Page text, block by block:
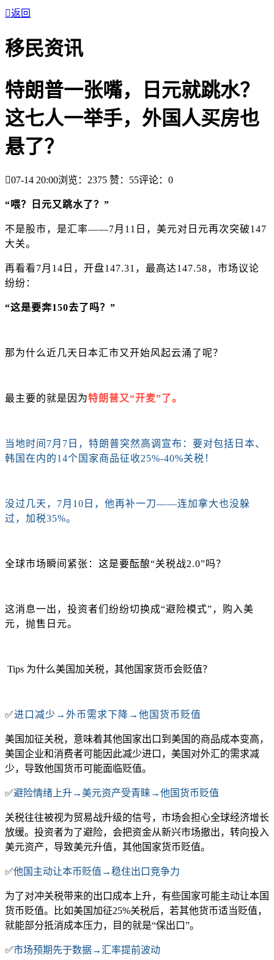
返回
移民资讯
特朗普一张嘴，日元就跳水？
这七人一举手，外国人买房也
悬了？
07-14 20:00浏览：2375 赞： 55评论： 0
“喂？日元又跳水了？”
不是股市，是汇率——7月11日，美元对日元再次突破147
大关。
再看看7月14日，开盘147.31，最高达147.58，市场议论
纷纷：
“这是要奔150去了吗？”
那为什么近几天日本汇市又开始风起云涌了呢？
最主要的就是因为特朗普又“开麦”了。
当地时间 7月7日，特朗普突然高调宣布：要对包括日本、
韩国在内的14个国家商品征收25%-40%关税！
没过几天， 7月10日，他再补一刀——连加拿大也没躲
过，加税35%。
全球市场瞬间紧张：这是要酝酿“关税战2.0”吗？
这消息一出，投资者们纷纷切换成“避险模式”，购入美
元，抛售日元。
Tips 为什么美国加关税，其他国家货币会贬值？
✅进口减少 →外币需求下降→他国货币贬值
美国加征关税，意味着其他国家出口到美国的商品成本变高，
美国企业和消费者可能因此减少进口，美国对外汇的需求减
少，导致他国货币可能面临贬值。
✅避险情绪上升→美元资产受青睐→他国货币贬值
关税往往被视为贸易战升级的信号，市场会担心全球经济增长
放缓。投资者为了避险，会把资金从新兴市场撤出，转向投入
美元资产，导致美元升值，其他国家货币贬值。
✅他国主动让本币贬值 →稳住出口竞争力
为了对冲关税带来的出口成本上升，有些国家可能主动让本国
货币贬值。比如美国加征25%关税后，若其他货币适当贬值，
就能部分抵消成本压力，目的就是“保出口”。
✅市场预期先于数据→汇率提前波动